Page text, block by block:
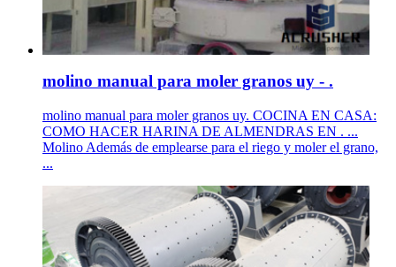
molino manual para moler granos uy - .
molino manual para moler granos uy. COCINA EN CASA:
COMO HACER HARINA DE ALMENDRAS EN . ...
Molino Además de emplearse para el riego y moler el grano,
...